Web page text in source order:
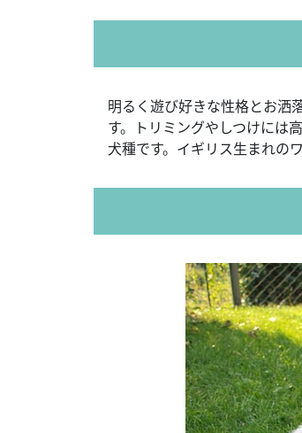
明るく遊び好きな性格とお洒
す。トリミングやしつけには
犬種です。イギリス生まれの